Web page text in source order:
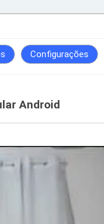
Configurações
Android